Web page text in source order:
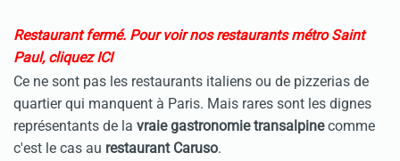
Restaurant fermé. Pour voir nos restaurants métro Saint
Paul, cliquez ICI
Ce ne sont pas les restaurants italiens ou de pizzerias de
quartier qui manquent à Paris. Mais rares sont les dignes
représentants de la vraie gastronomie transalpinecomme
c'est le cas au restaurant Caruso.